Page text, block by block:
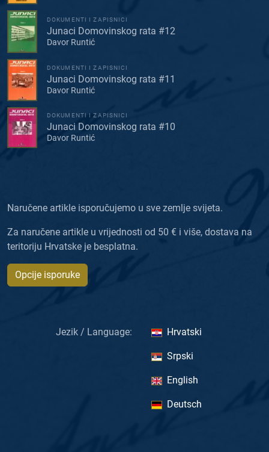
DOKUMENTI I ZAPISNICI
Junaci Domovinskog rata #12
Davor Runtić
DOKUMENTI I ZAPISNICI
Junaci Domovinskog rata #11
Davor Runtić
DOKUMENTI I ZAPISNICI
Junaci Domovinskog rata #10
Davor Runtić
Naručene artikle isporučujemo u sve zemlje svijeta.
Za naručene artikle u vrijednosti od 50 € i više, dostava na
teritoriju Hrvatske je besplatna.
Opcije isporuke
Jezik / Language: Hrvatski
Srpski
English
Deutsch